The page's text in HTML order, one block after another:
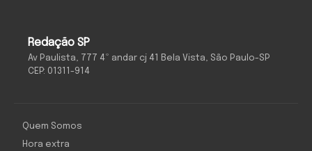
Redação SP
Av Paulista, 777 4º andar cj 41 Bela Vista, São Paulo-SP
CEP: 01311-914
Quem Somos
Hora extra